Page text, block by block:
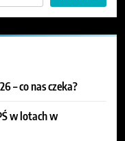
– co nas czeka?
w lotach w